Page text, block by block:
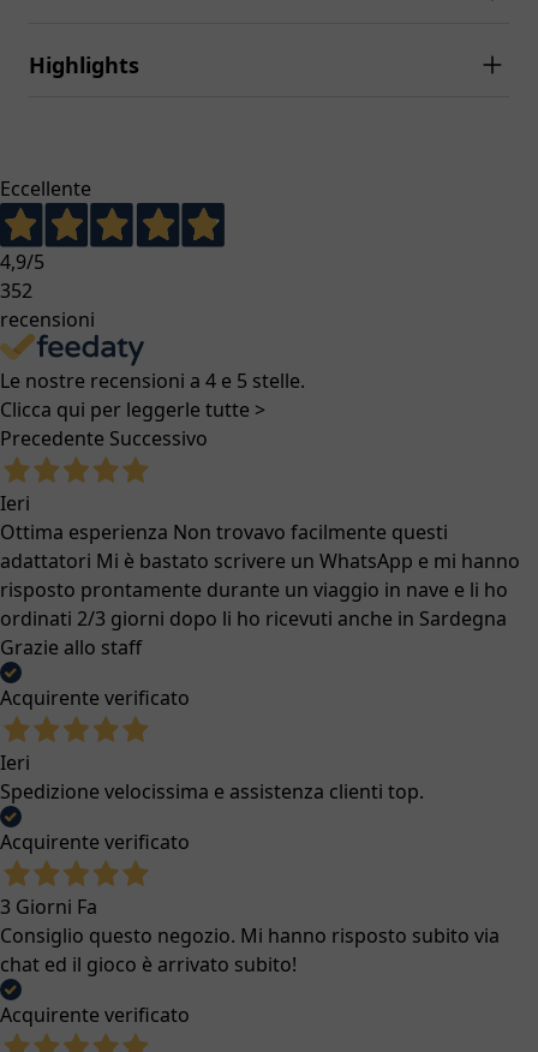
Highlights
Eccellente
4,9/5
352
recensioni
Le nostre recensioni a 4 e 5 stelle.
Clicca qui per leggerle tutte >
Precedente Successivo
Ieri
Ottima esperienza Non trovavo facilmente questi
adattatori Mi è bastato scrivere un WhatsApp e mi hanno
risposto prontamente durante un viaggio in nave e li ho
ordinati 2/3 giorni dopo li ho ricevuti anche in Sardegna
Grazie allo staff
Acquirente verificato
Ieri
Spedizione velocissima e assistenza clienti top.
Acquirente verificato
3 Giorni Fa
Consiglio questo negozio. Mi hanno risposto subito via
chat ed il gioco è arrivato subito!
Acquirente verificato